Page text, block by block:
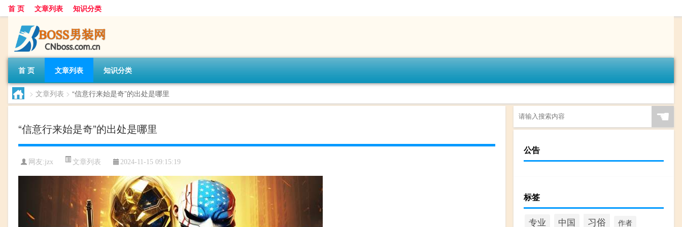
首 页 文章列表 知识分类
首 页 文章列表 知识分类
> 文章列表 > “信意行来始是奇”的出处是哪里
“信意行来始是奇”的出处是哪里
网友:jzx 文章列表 2024-11-15 09:15:19
☚
公告
标签
专业 中国 习俗 作者